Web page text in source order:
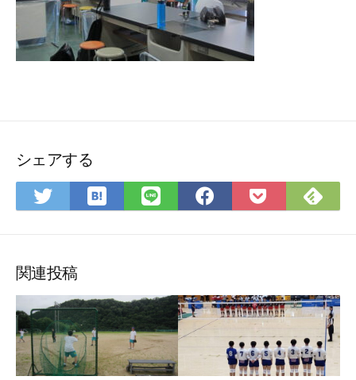
シェアする
Twitter
で
ア
は
て
ク
マ
ー
ク
に
LINE
で
Facebook
で
Pocket
に
で
関連投稿